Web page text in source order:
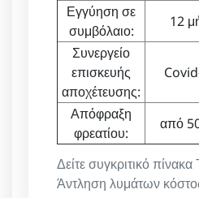
Δείτε συγκριτικό
Άντληση λυμάτων
Εγγύηση σε
συμβόλαιο:
12
Συνεργείο
επισκευής
αποχέτευσης:
Απόφραξη
φρεατίου:
από